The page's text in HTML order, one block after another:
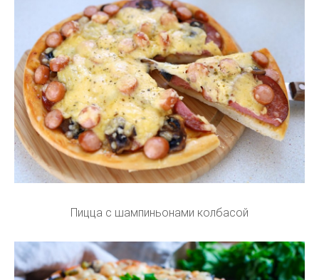
Пицца с шампиньонами колбасой